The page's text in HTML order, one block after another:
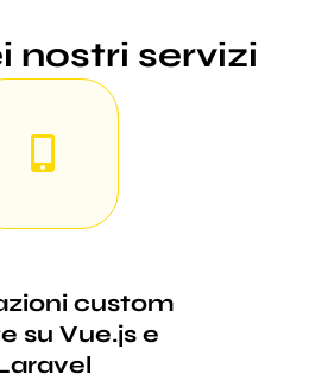
nostri servizi
custom
su Vue.js e